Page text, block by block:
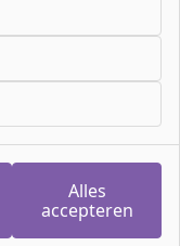
Alles
accepteren